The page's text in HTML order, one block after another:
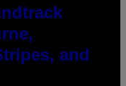
and